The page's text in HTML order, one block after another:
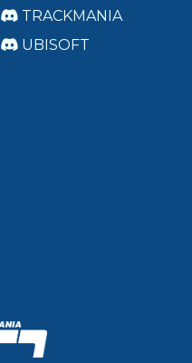
TRACKMANIA
UBISOFT